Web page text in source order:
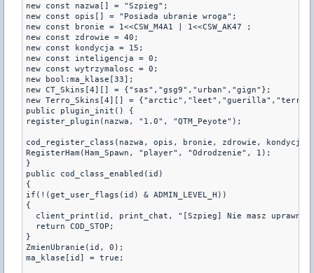
new const nazwa[] = "Szpieg";
new const opis[] = "Posiada ubranie wroga";
new const bronie = 1<<CSW_M4A1 | 1<<CSW_AK47 ;
new const zdrowie = 40;
new const kondycja = 15;
new const inteligencja = 0;
new const wytrzymalosc = 0;
new bool:ma_klase[33];
new CT_Skins[4][] = {"sas","gsg9","urban","gign"};
new Terro_Skins[4][] =
public plugin_init() {
register_plugin(nazwa, "1.0", "QTM_Peyote");
cod_register_class(nazwa, opis, bronie, zdrowie,
RegisterHam(Ham_Spawn, "player", "Odrodzenie", 1);
}
public cod_class_enabled(id)
{
if(!(get_user_flags(id) & ADMIN_LEVEL_H))
{
client_print(id, print_chat, "[Szpieg] Nie masz
  return COD_STOP;
}
ZmienUbranie(id, 0);
ma_klase[id] = true;